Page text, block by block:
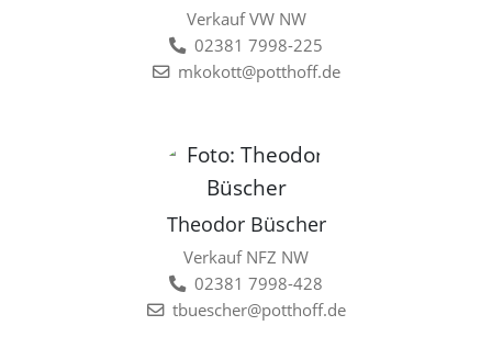
Verkauf VW NW
02381 7998-225
mkokott@potthoff.de
Theodor Büscher
Verkauf NFZ NW
02381 7998-428
tbuescher@potthoff.de